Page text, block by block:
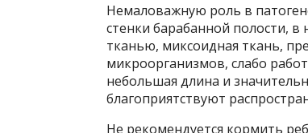
Немаловажную роль в
стенки барабанной полости,
тканью, миксоидная ткань,
микроорганизмов, слабо
небольшая длина и
благоприятствуют
Не рекомендуется кормить